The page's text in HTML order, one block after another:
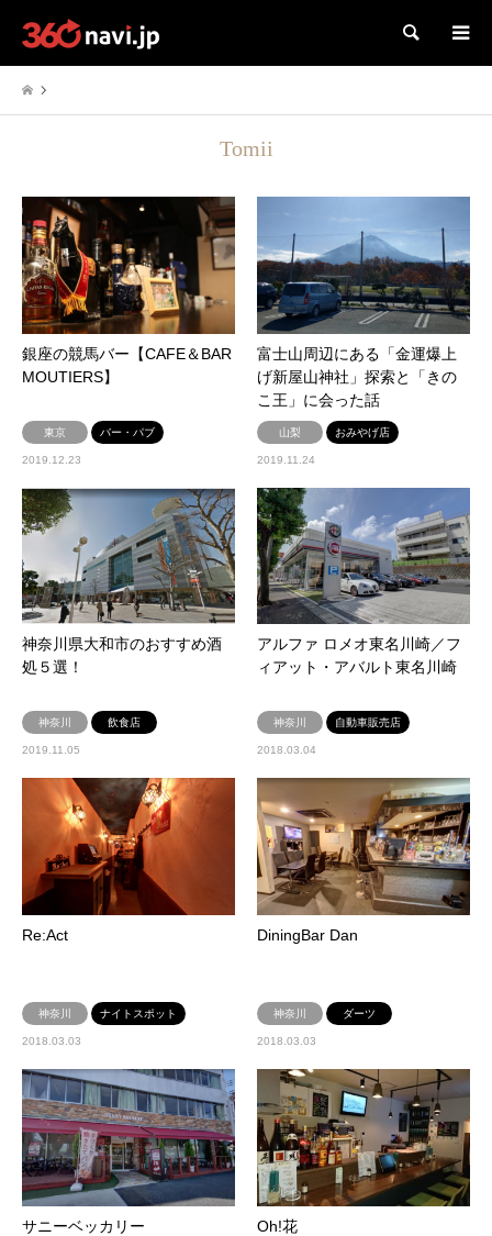
検索
Tomii
銀座の競馬バー【CAFE＆BAR
MOUTIERS】
東京 バー・パブ
2019.12.23
富士山周辺にある「金運爆上
げ新屋山神社」探索と「きの
こ王」に会った話
山梨 おみやげ店
2019.11.24
神奈川県大和市のおすすめ酒
処５選！
神奈川 飲食店
2019.11.05
アルファ ロメオ東名川崎／フ
ィアット・アバルト東名川崎
神奈川 自動車販売店
2018.03.04
Re:Act
神奈川 ナイトスポット
2018.03.03
DiningBar Dan
神奈川 ダーツ
2018.03.03
サニーベッカリー Oh!花